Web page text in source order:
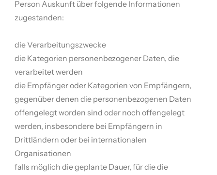
Person Auskunft über folgende Informationen
zugestanden:
die Verarbeitungszwecke
die Kategorien personenbezogener Daten, die
verarbeitet werden
die Empfänger oder Kategorien von Empfängern,
gegenüber denen die personenbezogenen Daten
offengelegt worden sind oder noch offengelegt
werden, insbesondere bei Empfängern in
Drittländern oder bei internationalen
Organisationen
falls möglich die geplante Dauer, für die die